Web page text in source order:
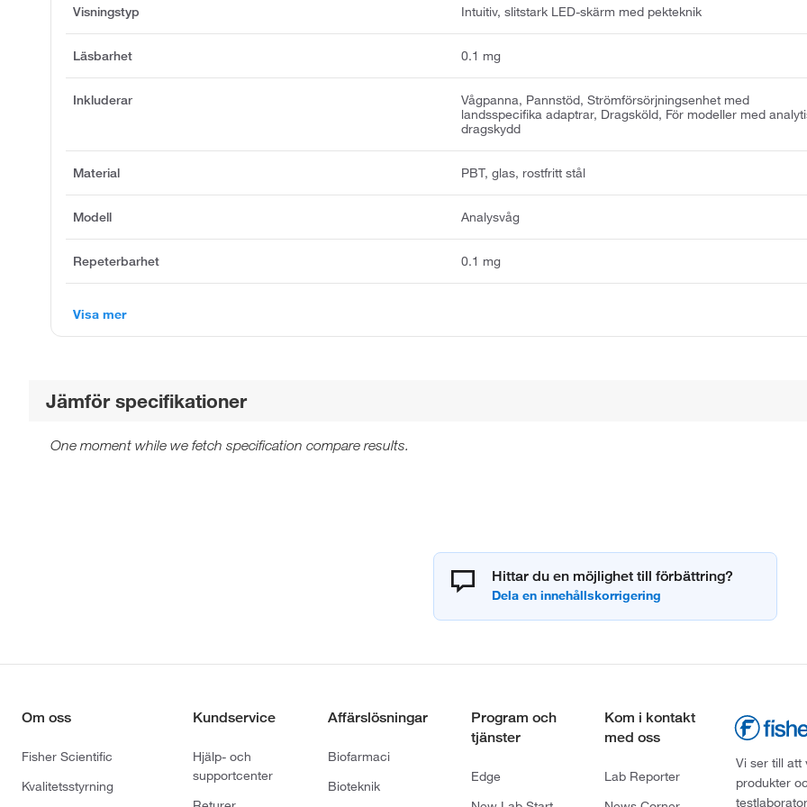
Visningstyp Intuitiv, slitstark LED-skärm med pekteknik
Läsbarhet 0.1 mg
Inkluderar
Vågpanna, Pannstöd, Strömförsörjningsenhet med
landsspecifika adaptrar, Dragsköld, För modeller med
dragskydd
Material PBT, glas, rostfritt stål
Modell Analysvåg
Repeterbarhet 0.1 mg
Visa mer
Jämför specifikationer
One moment while we fetch specification compare results.
Hittar du en möjlighet till förbättring?
Om oss
Fisher Scientific
Kvalitetsstyrning
Kundservice
Hjälp- och
supportcenter
Affärslösningar
Biofarmaci
Bioteknik
Program och
tjänster
Edge
Kom i kontakt
med oss
Lab Reporter
Vi ser till att
produkter